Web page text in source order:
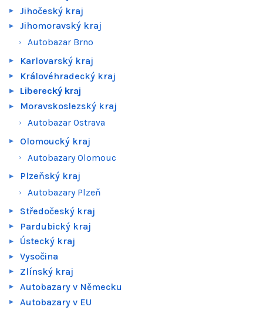
Jihočeský kraj
Jihomoravský kraj
Autobazar Brno
Karlovarský kraj
Královéhradecký kraj
Liberecký kraj
Moravskoslezský kraj
Autobazar Ostrava
Olomoucký kraj
Autobazary Olomouc
Plzeňský kraj
Autobazary Plzeň
Středočeský kraj
Pardubický kraj
Ústecký kraj
Vysočina
Zlínský kraj
Autobazary v Německu
Autobazary v EU